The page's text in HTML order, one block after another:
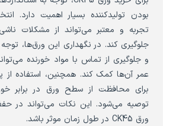
بودن تولیدکننده بسیار اهمیت دارد.
تجربه و معتبر می‌تواند از مشکلات
جلوگیری کند. در نگهداری این ورق‌ها،
و جلوگیری از تماس با مواد خورنده
عمر آن‌ها کمک کند. همچنین، استفاده
برای محافظت از سطح ورق در برابر
توصیه می‌شود. این نکات می‌تواند در
ورق CK45 در طول زمان موثر باشد.